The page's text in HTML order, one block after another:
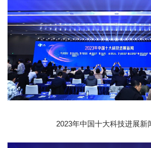
2023年中国十大科技进展新